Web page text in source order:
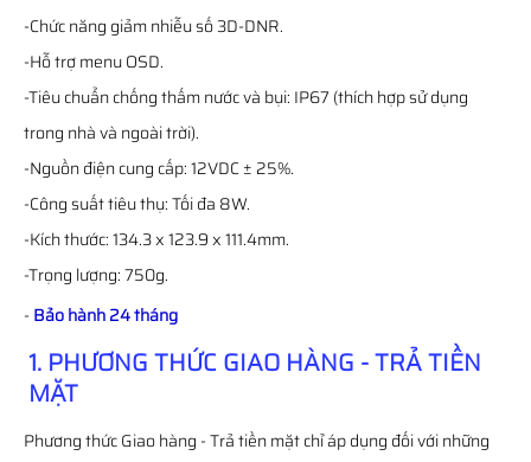
-Chức năng giảm nhiễu số 3D-DNR.
-Hỗ trợ menu OSD.
-Tiêu chuẩn chống thấm nước và bụi: IP67 (thích hợp sử dụng
trong nhà và ngoài trời).
-Nguồn điện cung cấp: 12VDC ± 25%.
-Công suất tiêu thụ: Tối đa 8W.
-Kích thước: 134.3 x 123.9 x 111.4mm.
-Trọng lượng: 750g.
- Bảo hành 24 tháng
1. PHƯƠNG THỨC GIAO HÀNG - TRẢ TIỀN
MẶT
Phương thức Giao hàng - Trả tiền mặt chỉ áp dụng đối với những